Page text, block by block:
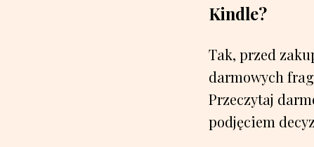
Kindle?
Tak, przed
darmowych
Przeczytaj
podjęciem